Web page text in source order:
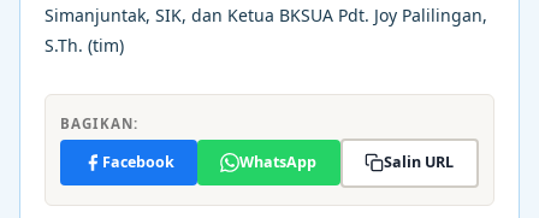
Simanjuntak, SIK, dan Ketua BKSUA Pdt. Joy Palilingan,
S.Th. (tim)
BAGIKAN:
Facebook WhatsApp Salin URL